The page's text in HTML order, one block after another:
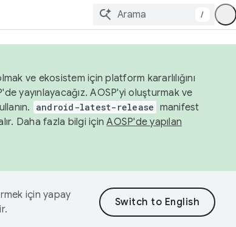
/
ve ekosistem için platform kararlılığını
yayınlayacağız. AOSP'yi oluşturmak ve
android-latest-release manifest
Daha fazla bilgi içinAOSP'de yapılan
için yapay